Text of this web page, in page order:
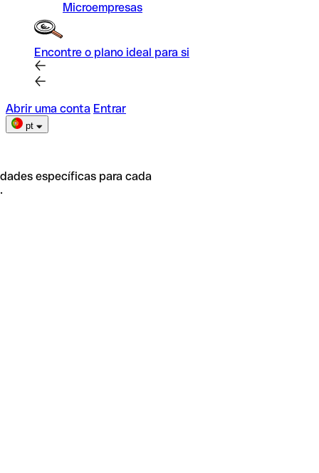
Microempresas
Encontre o plano ideal para si
Abrir uma conta Entrar
pt
específicas para cada